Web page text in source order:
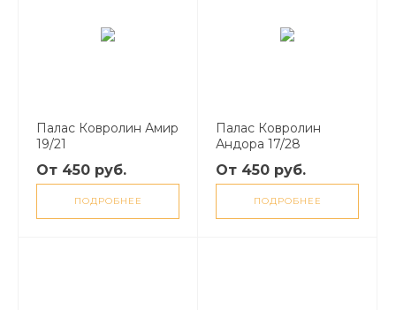
Палас Ковролин Амир
19/21
От 450 руб.
ПОДРОБНЕЕ
Палас Ковролин
Андора 17/28
От 450 руб.
ПОДРОБНЕЕ